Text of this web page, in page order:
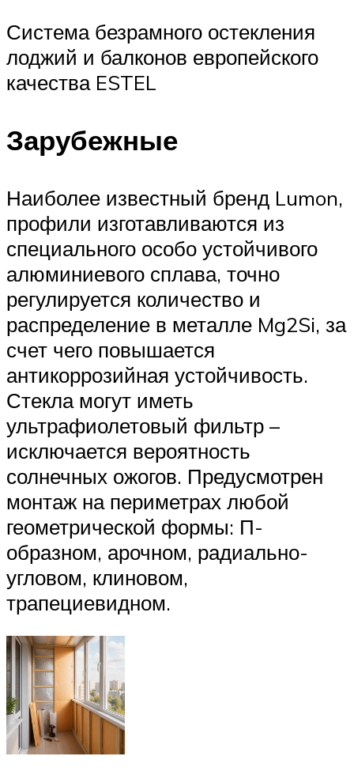
Система безрамного остекления
лоджий и балконов европейского
качества ESTEL
Зарубежные
Наиболее известный бренд Lumon,
профили изготавливаются из
специального особо устойчивого
алюминиевого сплава, точно
регулируется количество и
распределение в металле Mg2Si, за
счет чего повышается
антикоррозийная устойчивость.
Стекла могут иметь
ультрафиолетовый фильтр –
исключается вероятность
солнечных ожогов. Предусмотрен
монтаж на периметрах любой
геометрической формы: П-
образном, арочном, радиально-
угловом, клиновом,
трапециевидном.